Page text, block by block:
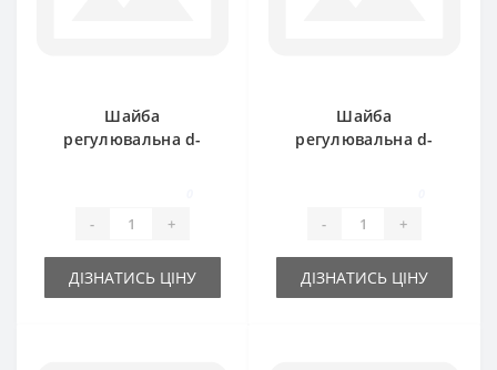
Шайба
регулювальна d-
- +
ДІЗНАТИСЬ ЦІНУ
Шайба
регулювальна d-
- +
ДІЗНАТИСЬ ЦІНУ